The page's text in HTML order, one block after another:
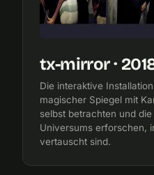
tx-mirror ·
Die interaktive
magischer Spiegel mit
selbst betrachten und
Universums erforschen,
vertauscht sind.